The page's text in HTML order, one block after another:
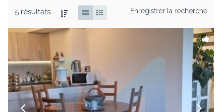
5 résultats Enregistrer la recherche